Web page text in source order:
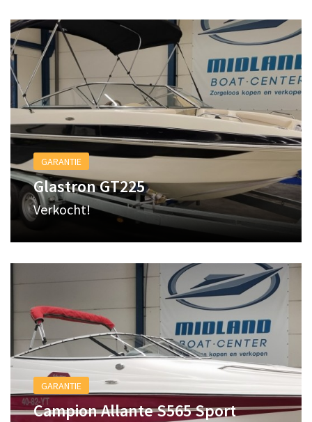
GARANTIE
Glastron GT225
Verkocht!
GARANTIE
Campion Allante S565 Sport